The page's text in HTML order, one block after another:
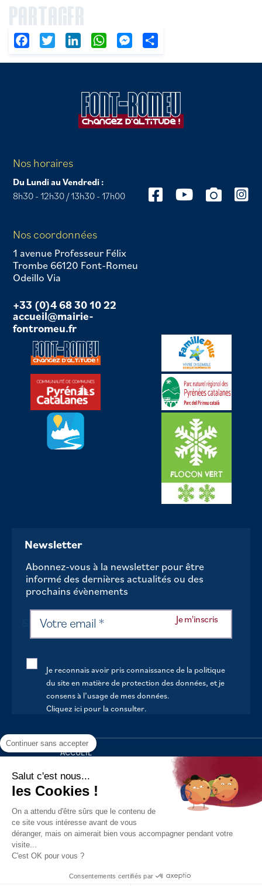
PARTAGER
FacebookTwitter LinkedIn WhatsAppMessenger
Nos horaires
Du Lundi au Vendredi :
8h30 - 12h30 / 13h30 - 17h00
Nos coordonnées
1 avenue Professeur Félix
Trombe 66120 Font-Romeu
Odeillo Via
+33 (0)4 68 30 10 22
accueil@mairie-
fontromeu.fr
Newsletter
Abonnez-vous à la newsletter pour être
informé des dernières actualités ou des
prochains évènements
Je reconnais avoir pris connaissance de la politique
du site en matière de protection des données, et je
consens à l’usage de mes données.
Cliquez ici pour la consulter.
ACCUEIL
VOTRE MAIRIE
VOTRE QUOTIDIEN
AU FIL DE LA VIE
LOISIRS
S’INFORMER
Politique de confidentialité Mentions légales
Continuer sans accepter
Salut c'est nous...
les Cookies !
On a attendu d'être sûrs que le contenu de
ce site vous intéresse avant de vous
déranger, mais on aimerait bien vous accompagner pendant votre
visite...
C'est OK pour vous ?
Consentements certifiés par